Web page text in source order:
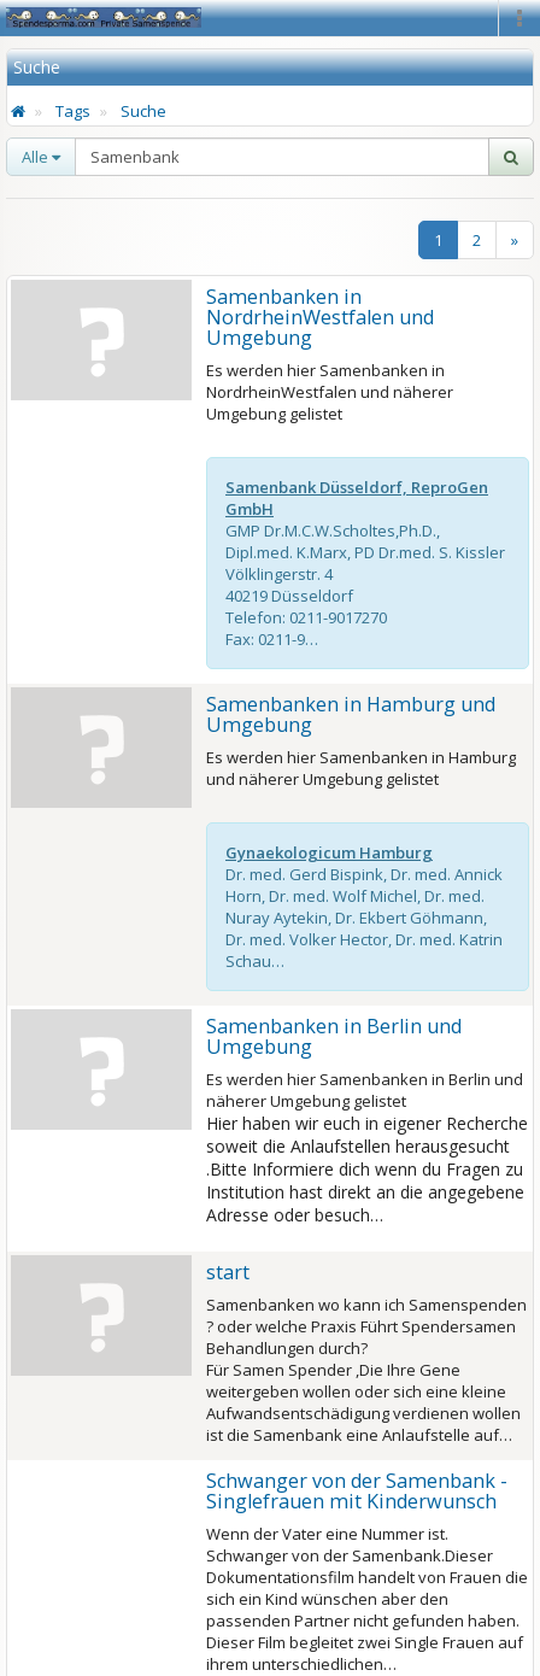
Suche
Tags Suche
Alle
1 2 »
Samenbanken in
NordrheinWestfalen und
Umgebung
Es werden hier Samenbanken in
NordrheinWestfalen und näherer
Umgebung gelistet
Samenbank Düsseldorf, ReproGen
GmbH
GMP Dr.M.C.W.Scholtes,Ph.D.,
Dipl.med. K.Marx, PD Dr.med. S. Kissler
Völklingerstr. 4
40219 Düsseldorf
Telefon: 0211-9017270
Fax: 0211-9…
Samenbanken in Hamburg und
Umgebung
Es werden hier Samenbanken in Hamburg
und näherer Umgebung gelistet
Gynaekologicum Hamburg
Dr. med. Gerd Bispink, Dr. med. Annick
Horn, Dr. med. Wolf Michel, Dr. med.
Nuray Aytekin, Dr. Ekbert Göhmann,
Dr. med. Volker Hector, Dr. med. Katrin
Schau…
Samenbanken in Berlin und
Umgebung
Es werden hier Samenbanken in Berlin und
näherer Umgebung gelistet
Hier haben wir euch in eigener Recherche
soweit die Anlaufstellen herausgesucht
.Bitte Informiere dich wenn du Fragen zu
Institution hast direkt an die angegebene
Adresse oder besuch…
start
Samenbanken wo kann ich Samenspenden
? oder welche Praxis Führt Spendersamen
Behandlungen durch?
Für Samen Spender ,Die Ihre Gene
weitergeben wollen oder sich eine kleine
Aufwandsentschädigung verdienen wollen
ist die Samenbank eine Anlaufstelle auf…
Schwanger von der Samenbank -
Singlefrauen mit Kinderwunsch
Wenn der Vater eine Nummer ist.
Schwanger von der Samenbank.Dieser
Dokumentationsfilm handelt von Frauen die
sich ein Kind wünschen aber den
passenden Partner nicht gefunden haben.
Dieser Film begleitet zwei Single Frauen auf
ihrem unterschiedlichen…